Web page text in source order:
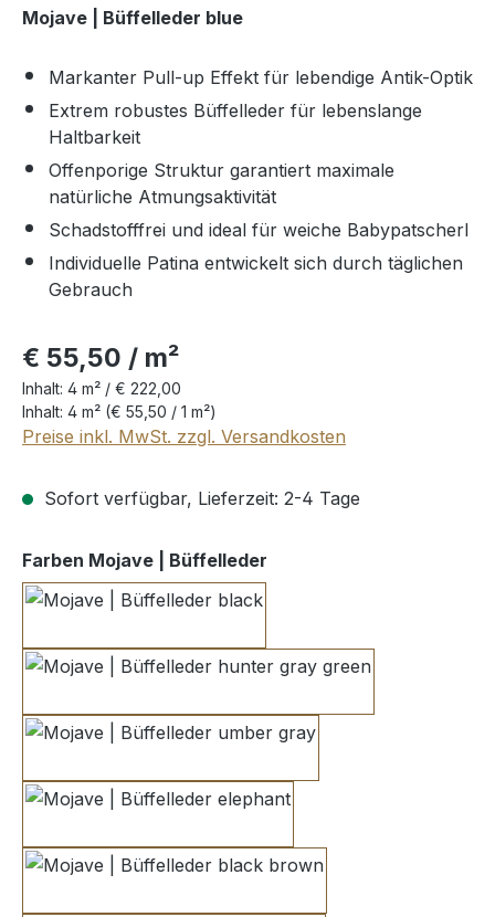
Mojave | Büffelleder blue
Markanter Pull-up Effekt für lebendige Antik-Optik
Extrem robustes Büffelleder für lebenslange
Haltbarkeit
Offenporige Struktur garantiert maximale
natürliche Atmungsaktivität
Schadstofffrei und ideal für weiche Babypatscherl
Individuelle Patina entwickelt sich durch täglichen
Gebrauch
€ 55,50 / m²
Inhalt: 4 m² / € 222,00
Inhalt: 4 m² (€ 55,50 / 1 m²)
Preise inkl. MwSt. zzgl. Versandkosten
Sofort verfügbar, Lieferzeit: 2-4 Tage
Farben Mojave | Büffelleder